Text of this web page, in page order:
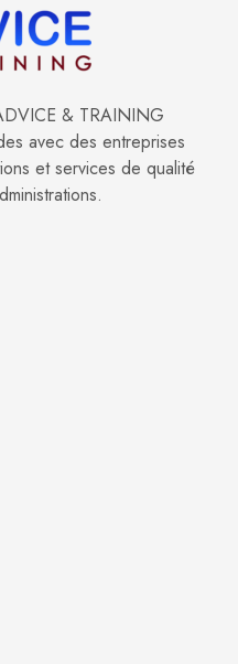
& TRAINING
avec des entreprises
et services de qualité